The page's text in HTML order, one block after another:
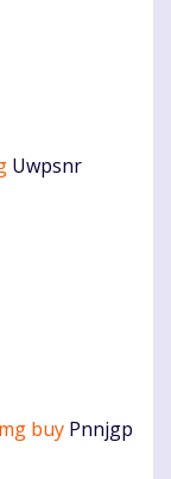
Uwpsnr
buy Pnnjgp